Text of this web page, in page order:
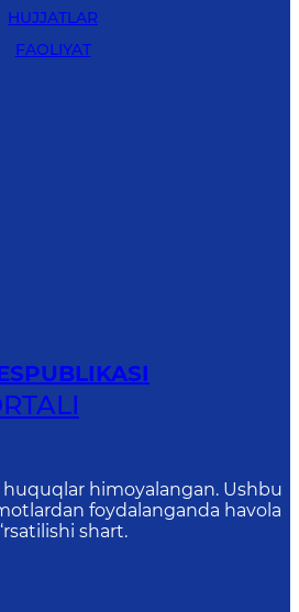
HUJJATLAR
FAOLIYAT
huquqlar himoyalangan. Ushbu
foydalanganda havola
shart.